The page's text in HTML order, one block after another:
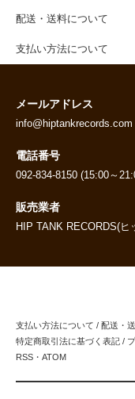
配送・送料について
支払い方法について
メールアドレス
info@hiptankrecords.com
電話番号
092-834-8150 (15:00～
販売業者
HIP TANK RECORDS(ヒ
支払い方法について / 配送・
特定商取引法に基づく表記 /
RSS ・ ATOM